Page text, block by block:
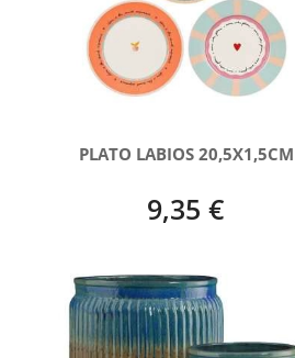
PLATO LABIOS 20,5X1,5CM
9,35 €